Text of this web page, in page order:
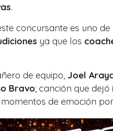
.
concursante es uno
ya que los
de equipo, Joel
Bravo; canción que
momentos de emoción